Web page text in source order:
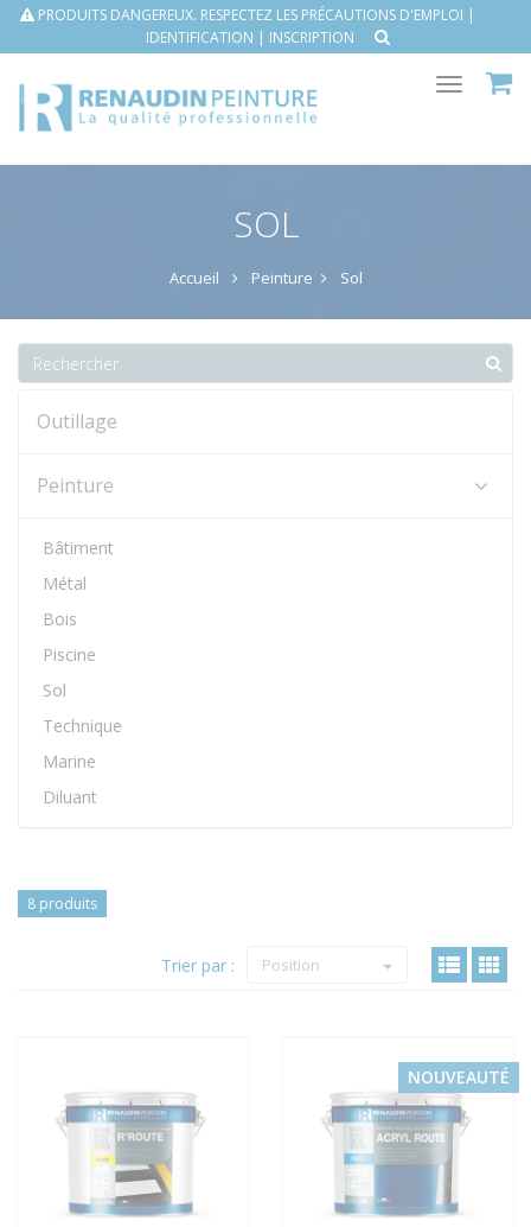
PRODUITS DANGEREUX. RESPECTEZ LES PRÉCAUTIONS D'EMPLOI |
IDENTIFICATION | INSCRIPTION
Toggle
SOL
Accueil Peinture Sol
Outillage
Peinture
Bâtiment
Métal
Bois
Piscine
Sol
Technique
Marine
Diluant
8 produits
Trier par : Position
NOUVEAUTÉ